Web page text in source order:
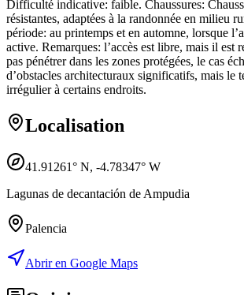
Difficulté indicative: faible. Chaussures:
résistantes, adaptées à la randonnée en milieu
période: au printemps et en automne, lorsque
active. Remarques: l’accès est libre, mais il est
pas pénétrer dans les zones protégées, le cas
d’obstacles architecturaux significatifs, mais le
irrégulier à certains endroits.
Localisation
41.91261° N, -4.78347° W
Lagunas de decantación de Ampudia
Palencia
Abrir en Google Maps